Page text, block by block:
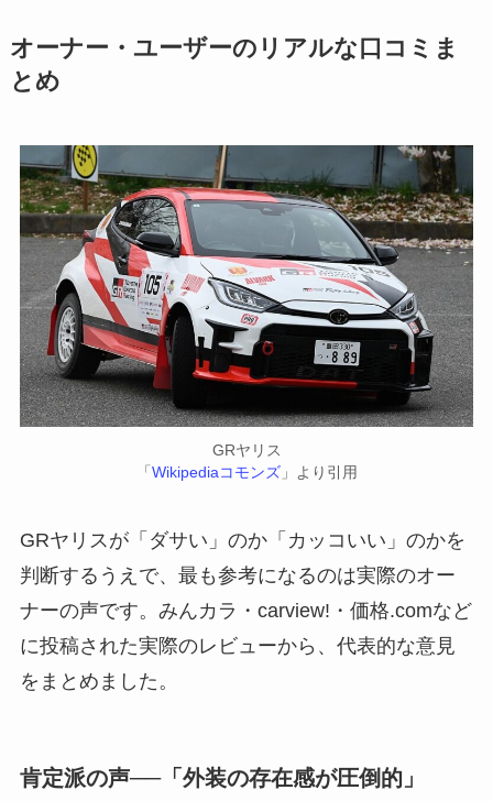
オーナー・ユーザーのリアルな口コミま
とめ
GRヤリス
「 Wikipediaコモンズ」より引用
GRヤリスが「ダサい」のか「カッコいい」のかを
判断するうえで、最も参考になるのは実際のオー
ナーの声です。みんカラ・carview!・価格.comなど
に投稿された実際のレビューから、代表的な意見
をまとめました。
肯定派の声──「外装の存在感が圧倒的」